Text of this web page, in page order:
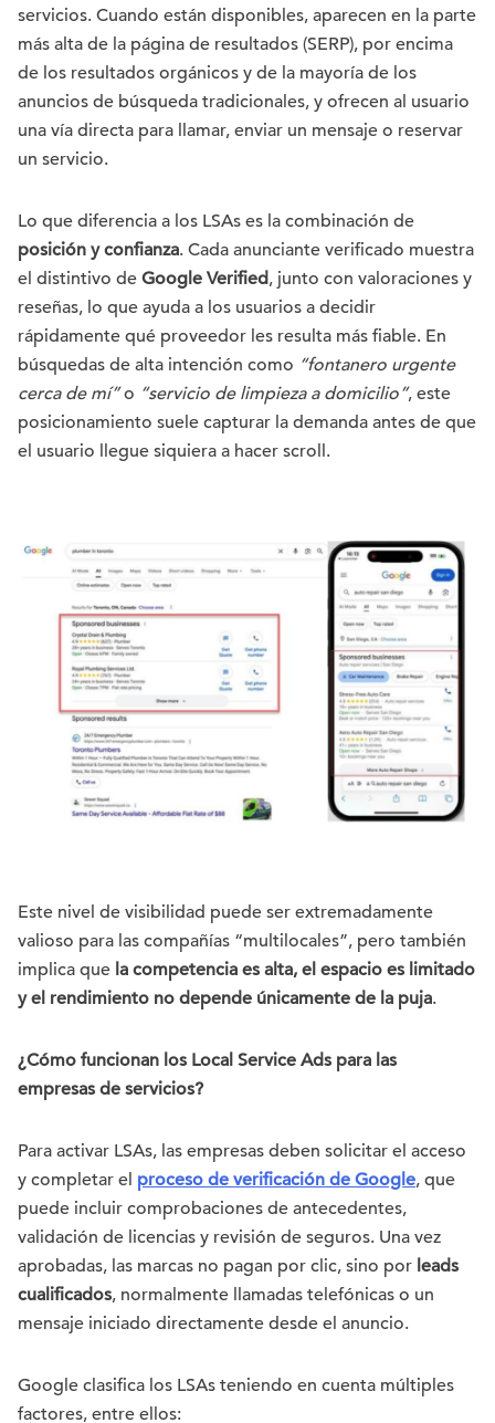
servicios. Cuando están disponibles, aparecen en la parte
más alta de la página de resultados (SERP), por encima
de los resultados orgánicos y de la mayoría de los
anuncios de búsqueda tradicionales, y ofrecen al usuario
una vía directa para llamar, enviar un mensaje o reservar
un servicio.
Lo que diferencia a los LSAs es la combinación de
posición y confianza. Cada anunciante verificado muestra
el distintivo de Google Verified, junto con valoraciones y
reseñas, lo que ayuda a los usuarios a decidir
rápidamente qué proveedor les resulta más fiable. En
búsquedas de alta intención como “fontanero urgente
cerca de mí”o “servicio de limpieza a domicilio”, este
posicionamiento suele capturar la demanda antes de que
el usuario llegue siquiera a hacer scroll.
Este nivel de visibilidad puede ser extremadamente
valioso para las compañías “multilocales”, pero también
implica que la competencia es alta, el espacio es limitado
y el rendimiento no depende únicamente de la puja.
¿Cómo funcionan los Local Service Ads para las
empresas de servicios?
Para activar LSAs, las empresas deben solicitar el acceso
y completar el proceso de verificación de Google, que
puede incluir comprobaciones de antecedentes,
validación de licencias y revisión de seguros. Una vez
aprobadas, las marcas no pagan por clic, sino por leads
cualificados, normalmente llamadas telefónicas o un
mensaje iniciado directamente desde el anuncio.
Google clasifica los LSAs teniendo en cuenta múltiples
factores, entre ellos: